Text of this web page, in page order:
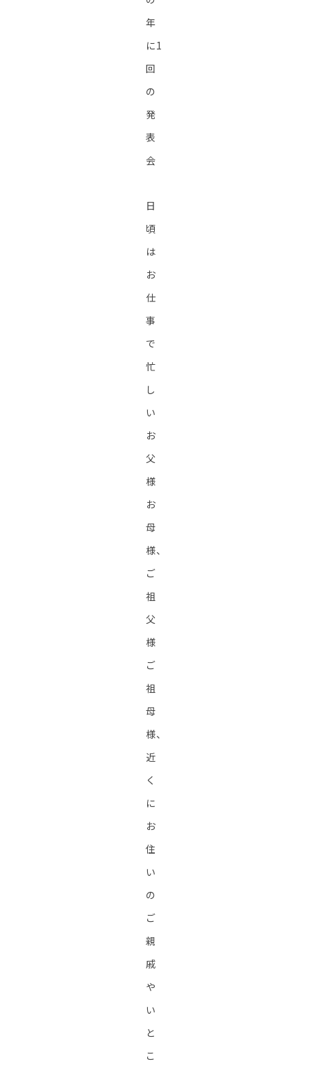
年
に1
回
の
発
表
会
日
頃
は
お
仕
事
で
忙
し
い
お
父
様
お
母
様、
ご
祖
父
様
ご
祖
母
様、
近
く
に
お
住
い
の
ご
親
戚
や
い
と
こ